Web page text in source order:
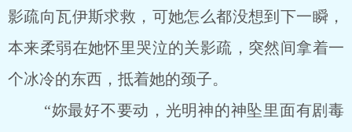
影疏向瓦伊斯求救，可她怎么都没想到下一瞬，
本来柔弱在她怀里哭泣的关影疏，突然间拿着一
个冰冷的东西，抵着她的颈子。
“妳最好不要动，光明神的神坠里面有剧毒